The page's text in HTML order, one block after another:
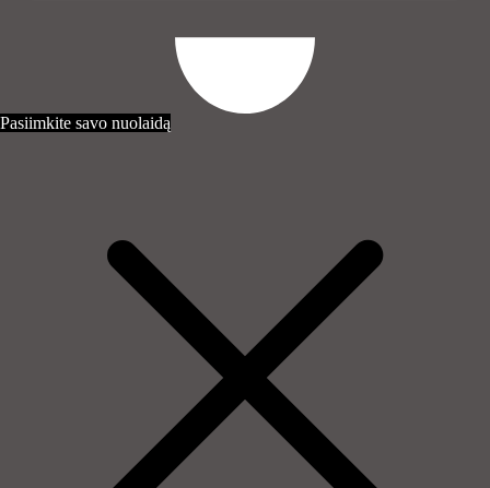
Pasiimkite savo nuolaidą